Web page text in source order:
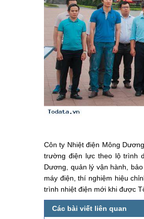
Côn ty Nhiệt điện Mông
trường điện lực theo lộ trình
Dương, quản lý vận hành,
máy điện, thí nghiệm hiệu
trình nhiệt điện mới khi được